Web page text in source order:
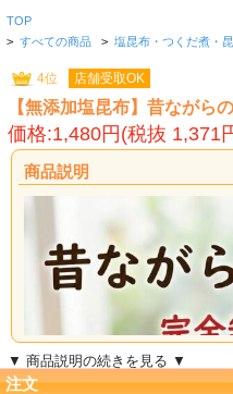
TOP
> すべての商品 > 塩昆布・つくだ煮・
4位 店舗受取OK
【無添加塩昆布】昔なが
価格:1,480円(税抜 1,371
商品説明
▼ 商品説明の続きを見る ▼
注文